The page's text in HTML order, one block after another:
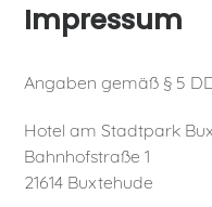
Impressum
Angaben gemäß § 5
Hotel am Stadtpark
Bahnhofstraße 1
21614 Buxtehude